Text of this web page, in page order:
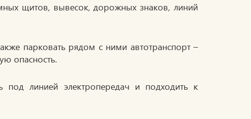
щитов, вывесок, дорожных знаков, линий
парковать рядом с ними автотранспорт –
опасность.
линией электропередач и подходить к